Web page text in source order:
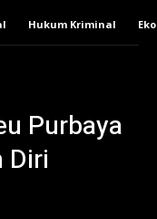
Hukum Kriminal
Purbaya
Diri